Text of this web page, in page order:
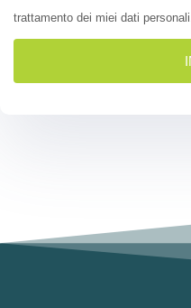
trattamento dei miei dati personali.